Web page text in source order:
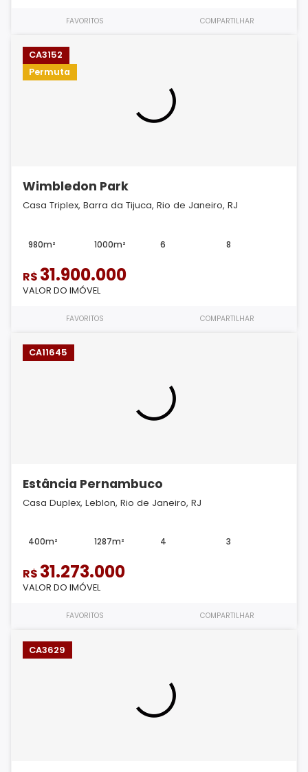
FAVORITOS COMPARTILHAR
CA3152
Permuta
Wimbledon Park
Casa Triplex, Barra da Tijuca, Rio de Janeiro, RJ
980m² 1000m² 6 8
R$ 31.900.000
VALOR DO IMÓVEL
FAVORITOS COMPARTILHAR
CA11645
Estância Pernambuco
Casa Duplex, Leblon, Rio de Janeiro, RJ
400m² 1287m² 4 3
R$ 31.273.000
VALOR DO IMÓVEL
FAVORITOS COMPARTILHAR
CA3629